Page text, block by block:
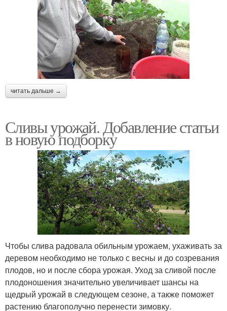
читать дальше →
Сливы урожай. Добавление статьи
в новую подборку
Чтобы слива радовала обильным урожаем, ухаживать за
деревом необходимо не только с весны и до созревания
плодов, но и после сбора урожая. Уход за сливой после
плодоношения значительно увеличивает шансы на
щедрый урожай в следующем сезоне, а также поможет
растению благополучно перенести зимовку.